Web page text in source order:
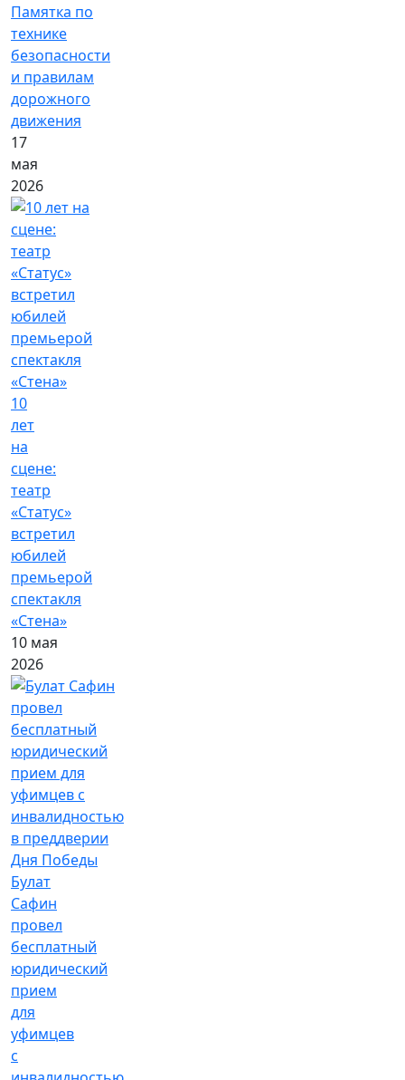
Памятка по
технике
безопасности
и правилам
дорожного
движения
17
мая
2026
10
лет
на
сцене:
театр
«Статус»
встретил
юбилей
премьерой
спектакля
«Стена»
10 мая
2026
Булат
Сафин
провел
бесплатный
юридический
прием
для
уфимцев
с